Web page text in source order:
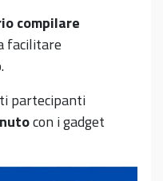
compilare
facilitare
partecipanti
con i gadget